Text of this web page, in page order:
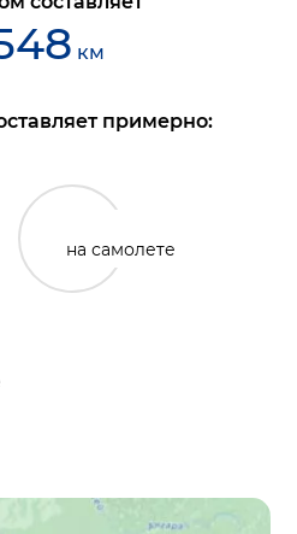
км
примерно:
на самолете